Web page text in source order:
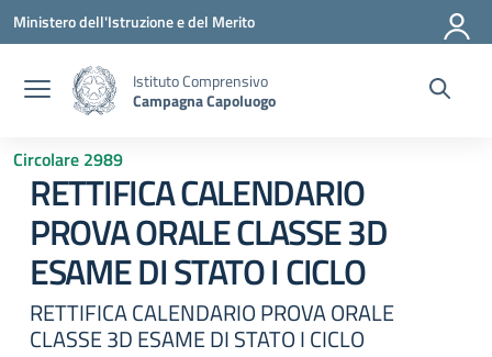
Vai ai contenuti
Vai al menu di navigazione
Vai al footer
Ministero dell'Istruzione e del Merito
Istituto Comprensivo
Campagna Capoluogo
Circolare 2989
RETTIFICA CALENDARIO
PROVA ORALE CLASSE 3D
ESAME DI STATO I CICLO
RETTIFICA CALENDARIO PROVA ORALE
CLASSE 3D ESAME DI STATO I CICLO